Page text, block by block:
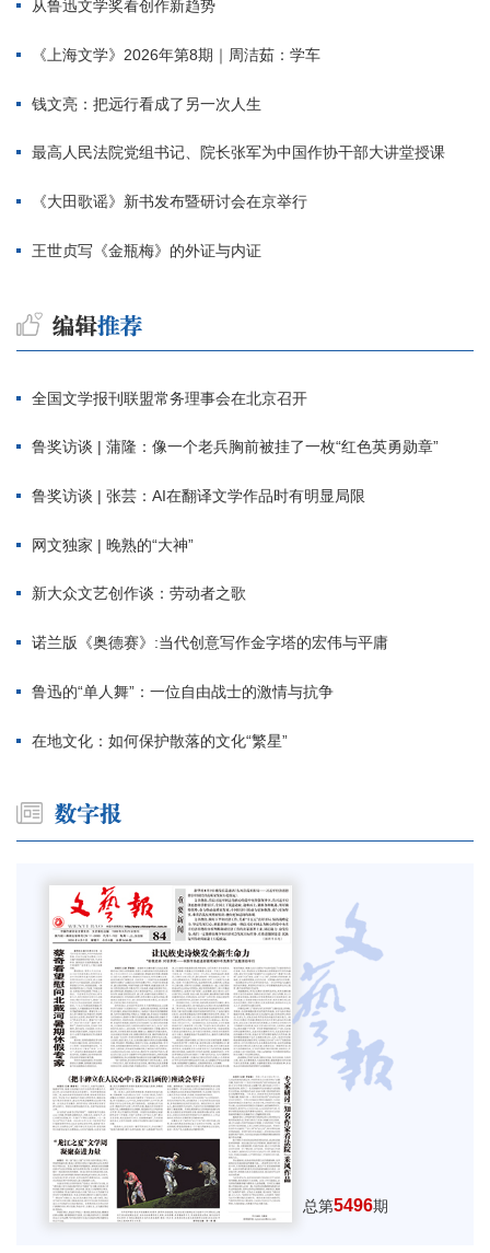
从鲁迅文学奖看创作新趋势
《上海文学》2026年第8期｜周洁茹：学车
钱文亮：把远行看成了另一次人生
最高人民法院党组书记、院长张军为中国作协干部大讲堂授课
《大田歌谣》新书发布暨研讨会在京举行
王世贞写《金瓶梅》的外证与内证
全国文学报刊联盟常务理事会在北京召开
鲁奖访谈 | 蒲隆：像一个老兵胸前被挂了一枚“红色英勇勋章”
鲁奖访谈 | 张芸：AI在翻译文学作品时有明显局限
网文独家 | 晚熟的“大神”
新大众文艺创作谈：劳动者之歌
诺兰版《奥德赛》:当代创意写作金字塔的宏伟与平庸
鲁迅的“单人舞”：一位自由战士的激情与抗争
在地文化：如何保护散落的文化“繁星”
总第5496期